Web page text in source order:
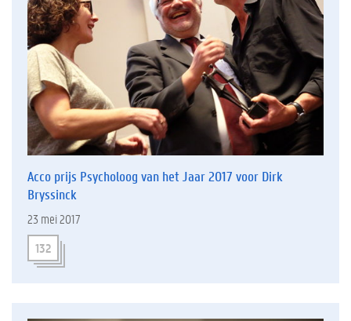
Acco prijs Psycholoog van het Jaar 2017 voor Dirk
Bryssinck
23 mei 2017
132